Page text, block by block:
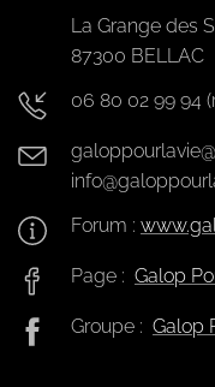
La Grange des
87300 BELLAC
06 80 02 99 94
Forum :
Page : Galop
Groupe : Galop